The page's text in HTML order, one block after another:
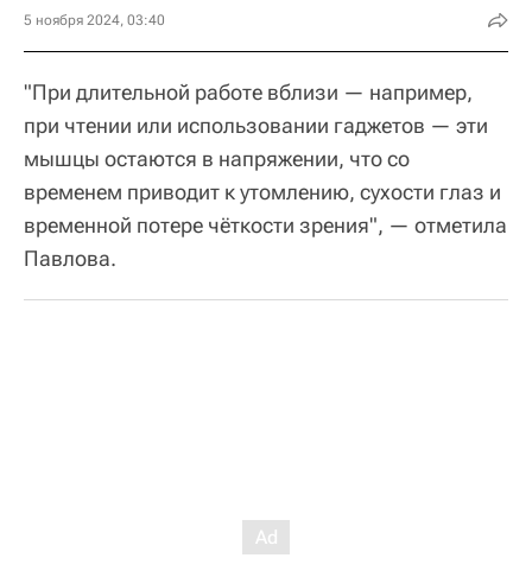
5 ноября 2024, 03:40
"При длительной работе вблизи — например,
при чтении или использовании гаджетов — эти
мышцы остаются в напряжении, что со
временем приводит к утомлению, сухости глаз и
временной потере чёткости зрения", — отметила
Павлова.